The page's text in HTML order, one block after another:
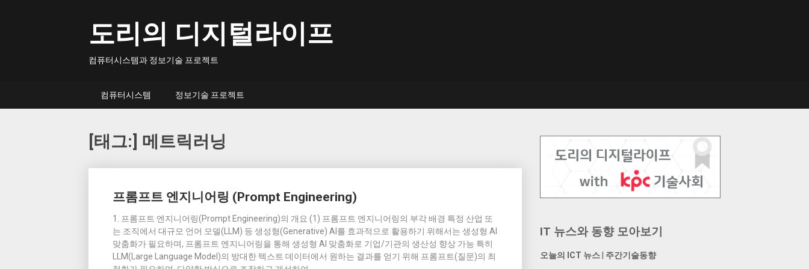
도리의 디지털라이프
컴퓨터시스템과 정보기술 프로젝트
컴퓨터시스템 정보기술 프로젝트
[태그:] 메트릭러닝
프롬프트 엔지니어링 (Prompt Engineering)
1. 프롬프트 엔지니어링(Prompt Engineering)의 개요 (1) 프롬프트 엔지니어링의 부각 배경 특정 산업 또
는 조직에서 대규모 언어 모델(LLM) 등 생성형(Generative) AI를 효과적으로 활용하기 위해서는 생성형 AI
맞춤화가 필요하며, 프롬프트 엔지니어링을 통해 생성형 AI 맞춤화로 기업/기관의 생산성 향상 가능 특히
LLM(Large Language Model)의 방대한 텍스트 데이터에서 원하는 결과를 얻기 위해 프롬프트(질문)의 최
navigation
IT 뉴스와 동향 모아보기
오늘의 ICT 뉴스 주간기술동향